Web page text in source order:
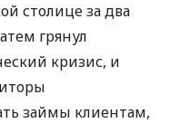
столице за два
грянул
кризис, и
займы клиентам,